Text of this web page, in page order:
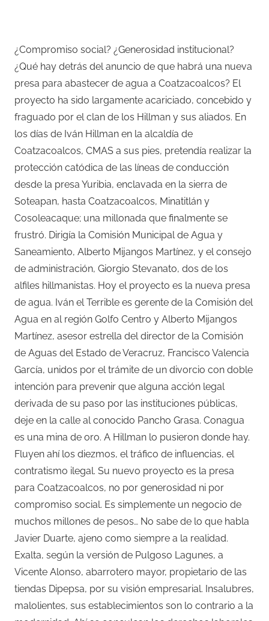
¿Compromiso social? ¿Generosidad institucional?
¿Qué hay detrás del anuncio de que habrá una nueva
presa para abastecer de agua a Coatzacoalcos? El
proyecto ha sido largamente acariciado, concebido y
fraguado por el clan de los Hillman y sus aliados. En
los días de Iván Hillman en la alcaldía de
Coatzacoalcos, CMAS a sus pies, pretendía realizar la
protección catódica de las líneas de conducción
desde la presa Yuribia, enclavada en la sierra de
Soteapan, hasta Coatzacoalcos, Minatitlán y
Cosoleacaque; una millonada que finalmente se
frustró. Dirigía la Comisión Municipal de Agua y
Saneamiento, Alberto Mijangos Martínez, y el consejo
de administración, Giorgio Stevanato, dos de los
alfiles hillmanistas. Hoy el proyecto es la nueva presa
de agua. Iván el Terrible es gerente de la Comisión del
Agua en al región Golfo Centro y Alberto Mijangos
Martínez, asesor estrella del director de la Comisión
de Aguas del Estado de Veracruz, Francisco Valencia
García, unidos por el trámite de un divorcio con doble
intención para prevenir que alguna acción legal
derivada de su paso por las instituciones públicas,
deje en la calle al conocido Pancho Grasa. Conagua
es una mina de oro. A Hillman lo pusieron donde hay.
Fluyen ahí los diezmos, el tráfico de influencias, el
contratismo ilegal. Su nuevo proyecto es la presa
para Coatzacoalcos, no por generosidad ni por
compromiso social. Es simplemente un negocio de
muchos millones de pesos… No sabe de lo que habla
Javier Duarte, ajeno como siempre a la realidad.
Exalta, según la versión de Pulgoso Lagunes, a
Vicente Alonso, abarrotero mayor, propietario de las
tiendas Dipepsa, por su visión empresarial. Insalubres,
malolientes, sus establecimientos son lo contrario a la